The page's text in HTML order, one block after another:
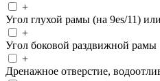
+
Угол глухой рамы (на 9es/11)
+
Угол боковой раздвижной рамы
+
Дренажное отверстие,